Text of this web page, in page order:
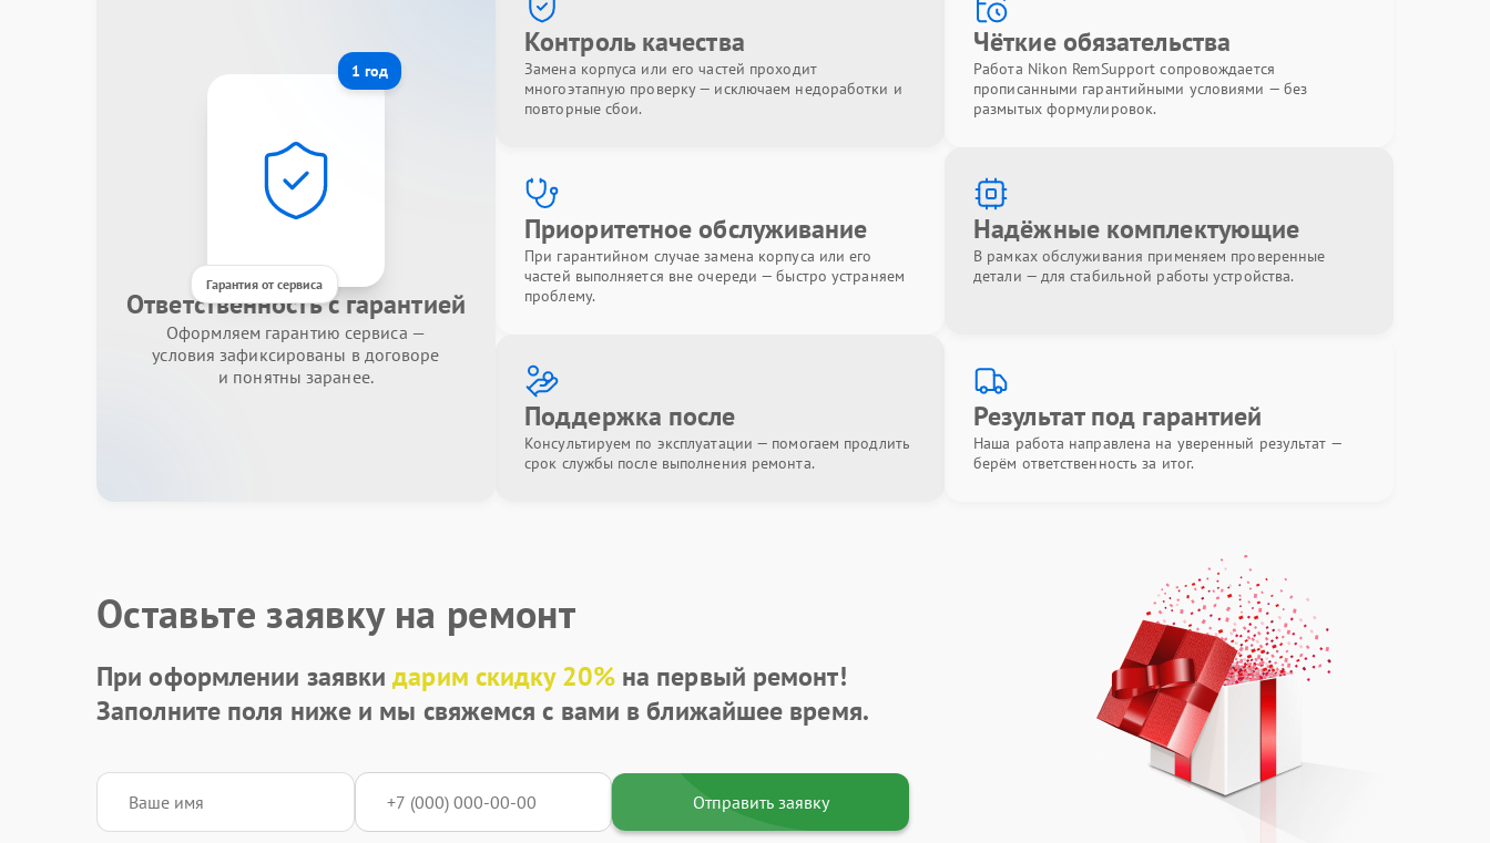
1 год
Гарантия от сервиса
Ответственность с гарантией
Оформляем гарантию сервиса —
условия зафиксированы в договоре
и понятны заранее.
Контроль качества
Замена корпуса или его частей проходит
многоэтапную проверку — исключаем недоработки и
повторные сбои.
Чёткие обязательства
Работа Nikon RemSupport сопровождается
прописанными гарантийными условиями — без
размытых формулировок.
Приоритетное обслуживание
При гарантийном случае замена корпуса или его
частей выполняется вне очереди — быстро устраняем
проблему.
Надёжные комплектующие
В рамках обслуживания применяем проверенные
детали — для стабильной работы устройства.
Поддержка после
Консультируем по эксплуатации — помогаем продлить
срок службы после выполнения ремонта.
Результат под гарантией
Наша работа направлена на уверенный результат —
берём ответственность за итог.
Оставьте заявку на ремонт
При оформлении заявкидарим скидку 20%на первый ремонт!
Заполните поля ниже и мы свяжемся с вами в ближайшее время.
Отправить заявку